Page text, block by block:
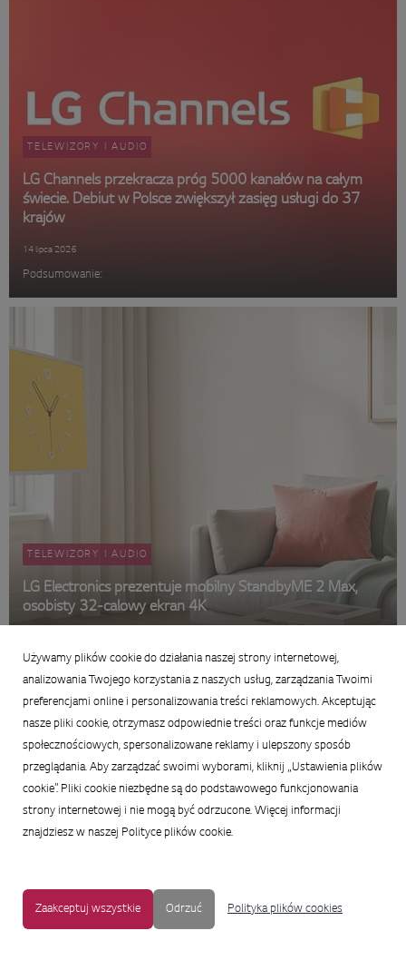
TELEWIZORY I AUDIO
LG Channels przekracza próg 5000 kanałów na całym
świecie. Debiut w Polsce zwiększył zasięg usługi do 37
krajów
14 lipca 2026
Podsumowanie:
TELEWIZORY I AUDIO
LG Electronics prezentuje mobilny StandbyME 2 Max,
osobisty 32-calowy ekran 4K
Podsumowanie
Używamy plików cookie do działania naszej strony internetowej,
analizowania Twojego korzystania z naszych usług, zarządzania Twoimi
preferencjami online i personalizowania treści reklamowych. Akceptując
nasze pliki cookie, otrzymasz odpowiednie treści oraz funkcje mediów
społecznościowych, spersonalizowane reklamy i ulepszony sposób
przeglądania. Aby zarządzać swoimi wyborami, kliknij „Ustawienia plików
cookie”. Pliki cookie niezbędne są do podstawowego funkcjonowania
strony internetowej i nie mogą być odrzucone. Więcej informacji
znajdziesz w naszej Polityce plików cookie.
Zaakceptuj wszystkie Odrzuć Polityka plików cookies